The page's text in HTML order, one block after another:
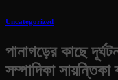
Uncategorized
পানাগড়ের কাছে
সম্পাদিকা